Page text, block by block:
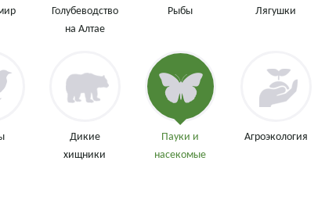
Голубеводство
на Алтае
Рыбы Лягушки
Дикие
хищники
Пауки и
насекомые
Агроэкология